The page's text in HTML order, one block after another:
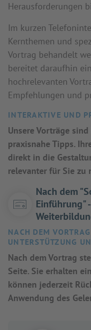
Herausforderungen
Im kurzen
Kernthemen und
Vortrag behandelt
bereitet daraufhin
hochrelevanten
Empfehlungen und
INTERAKTIVE UND
Unsere Vorträge
praxisnahe Tipps.
direkt in die
relevanter für Sie zu
Nach dem
Einführung"
NACH DEM
UNTERSTÜTZUNG
Nach dem Vortrag
Seite. Sie erhalten
können jederzeit
Anwendung des